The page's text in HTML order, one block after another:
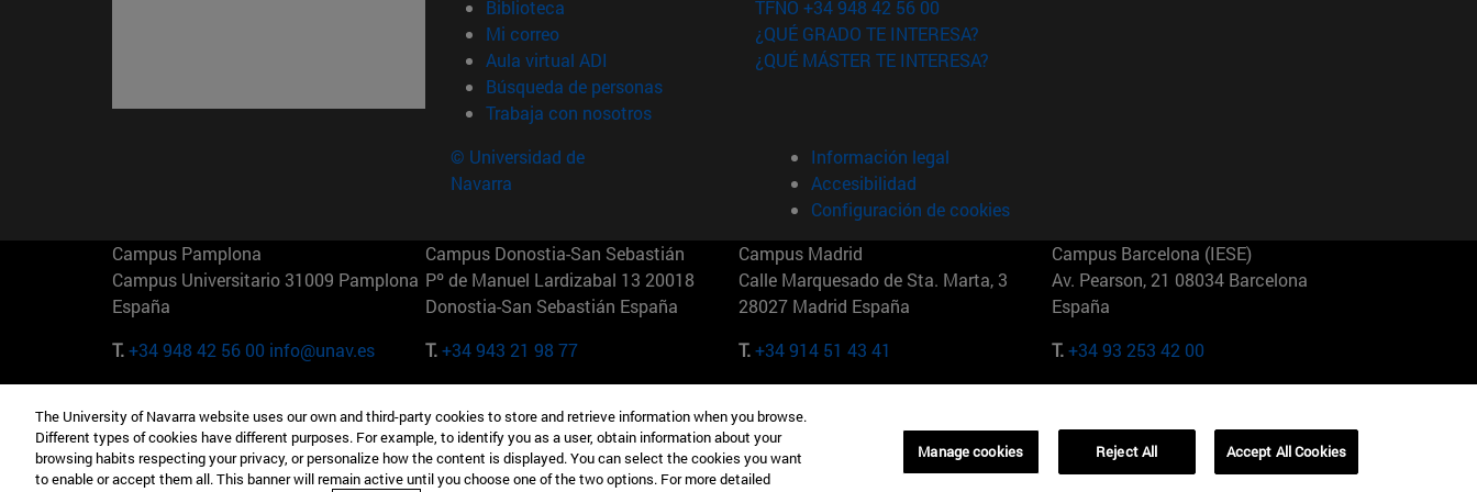
Biblioteca (abre en nueva ventana)
Mi correo(abre en nueva ventana)
Aula virtual ADI (abre en nueva ventana)
Búsqueda de personas(abre en nueva ventana)
Trabaja con nosotros(abre en nueva ventana)
TFNO +34 948 42 56 00
¿QUÉ GRADO TE INTERESA?
¿QUÉ MÁSTER TE INTERESA?
© Universidad de
Navarra
Información legal
Accesibilidad
Configuración de cookies
Campus Pamplona
Campus Universitario 31009 Pamplona
España
T.+34 948 42 56 00 info@unav.es
Campus Donostia-San Sebastián
Pº de Manuel Lardizabal 13 20018
Donostia-San Sebastián España
T.+34 943 21 98 77
Campus Madrid
Calle Marquesado de Sta. Marta, 3
28027 Madrid España
T.+34 914 51 43 41
Campus Barcelona (IESE)
Av. Pearson, 21 08034 Barcelona
España
T.+34 93 253 42 00
Camino del Cerro Águila 3 28023
Madrid España
165 W 57th St 10019-2201 Nueva York
EE.UU
Maria-Theresia-Straße 15 81675
Múnich Alemania
01321001 Bela Vista Brasil
The University of Navarra website uses our own and third-party cookies to store and retrieve information when you browse.
Different types of cookies have different purposes. For example, to identify you as a user, obtain information about your
browsing habits respecting your privacy, or personalize how the content is displayed. You can select the cookies you want
to enable or accept them all. This banner will remain active until you choose one of the two options. For more detailed
Manage cookies Reject All Accept All Cookies